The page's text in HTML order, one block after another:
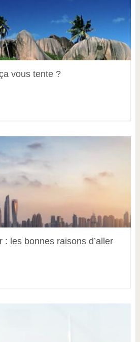
vous tente ?
: les bonnes raisons d’aller